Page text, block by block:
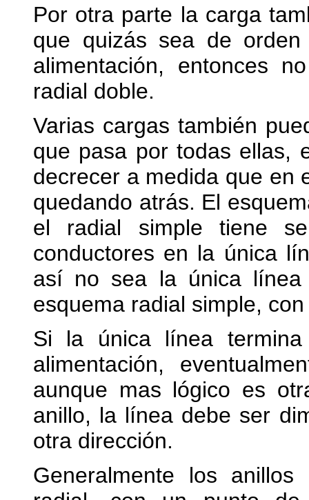
Por otra parte la carga
que quizás sea de
alimentación, entonces
radial doble.
Varias cargas también
que pasa por todas ellas,
decrecer a medida que en
quedando atrás. El
el radial simple tiene
conductores en la única
así no sea la única línea
esquema radial simple,
Si la única línea
alimentación,
aunque mas lógico es
anillo, la línea debe ser
otra dirección.
Generalmente los